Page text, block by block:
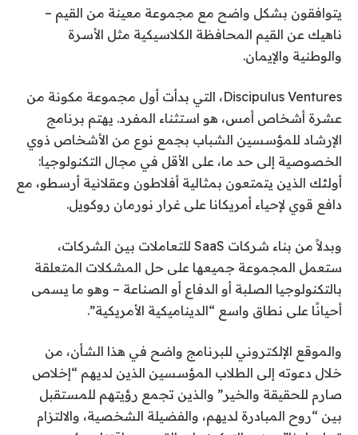
يتوافقون بشكل واضح مع مجموعة معينة من القيم –
ناهيك عن القيم المحافظة الكلاسيكية مثل الأسرة
والوطنية والإيمان.
Discipulus Ventures، التي بدأت أول مجموعة مكونة من
عشرة أشخاص أمس، هو استثناء المفرد. يهتم برنامج
الإرشاد للمؤسسين الشباب بجمع نوع من الأشخاص ذوي
الخصوصية إلى حد ما، على الأقل في مجال التكنولوجيا:
أولئك الذين يتمتعون بمثالية أفلاطون وعقلانية أرسطو، مع
دافع قوي لإحياء أمريكانا على غرار نورمان روكويل.
وبدلاً من بناء شركات SaaS للتعاملات بين الشركات،
ستعمل المجموعة جميعها على حل المشكلات المتعلقة
بالتكنولوجيا الصلبة أو الدفاع أو الصناعة – وهو ما يسمى
أحيانًا على نطاق واسع “الديناميكية الأمريكية”.
والموقع الإلكتروني للبرنامج واضح في هذا الشأن، من
خلال دعوته إلى الطلاب المؤسسين الذين لديهم “إخلاص
صارم للحقيقة والخير” والذين تجمع رؤيتهم للمستقبل
بين “روح المبادرة لديهم، والفضيلة الشخصية، والالتزام